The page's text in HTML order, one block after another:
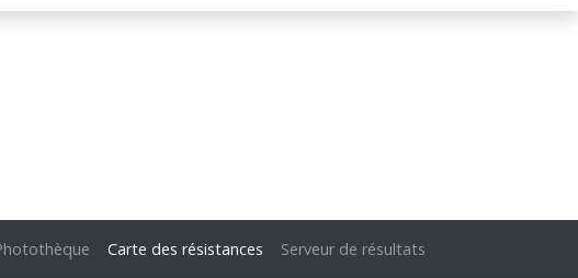
Carte des résistances Serveur de résultats